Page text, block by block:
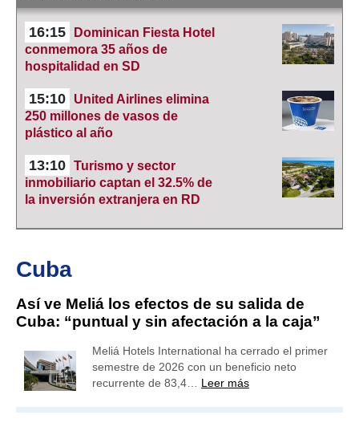
16:15
Dominican Fiesta Hotel
conmemora 35 años de
hospitalidad en SD
15:10
United Airlines elimina
250 millones de vasos de
plástico al año
13:10 Turismo y sector
inmobiliario captan el 32.5% de
la inversión extranjera en RD
Cuba
Así ve Meliá los efectos de su salida de
Cuba: “puntual y sin afectación a la caja”
Meliá Hotels International ha cerrado el primer
semestre de 2026 con un beneficio neto
recurrente de 83,4… Leer más